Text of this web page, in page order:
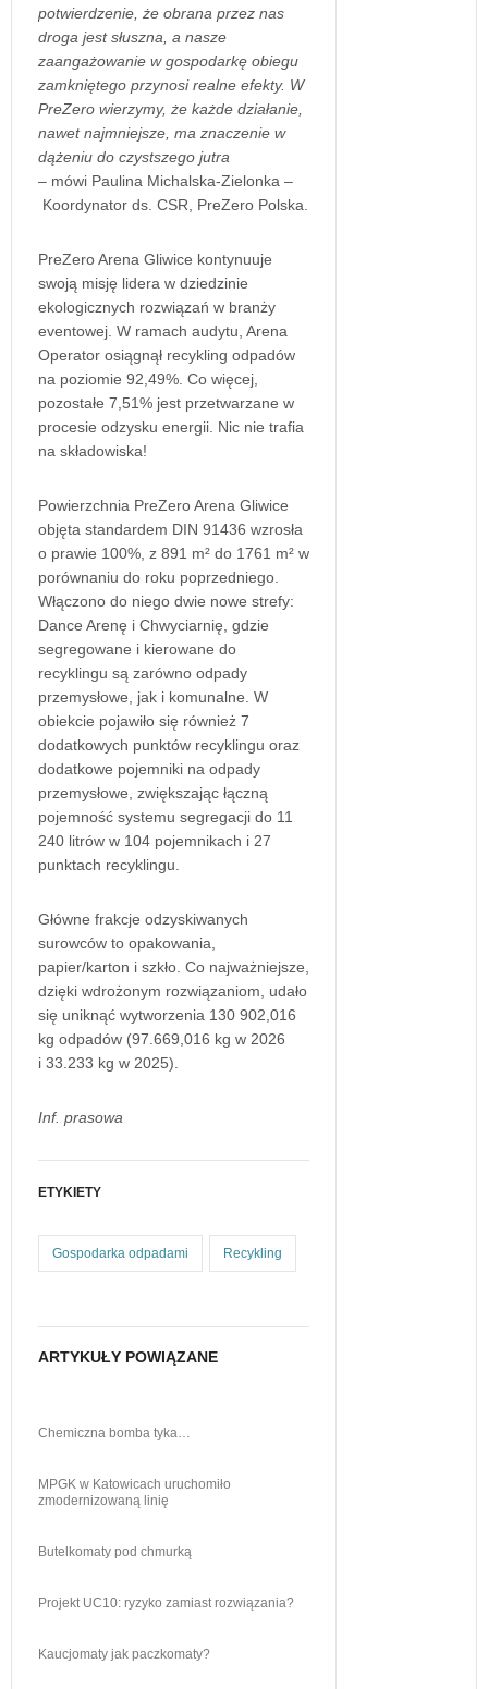
potwierdzenie, że obrana przez nas
droga jest słuszna, a nasze
zaangażowanie w gospodarkę obiegu
zamkniętego przynosi realne efekty. W
PreZero wierzymy, że każde działanie,
nawet najmniejsze, ma znaczenie w
dążeniu do czystszego jutra
– mówi Paulina Michalska-Zielonka –
Koordynator ds. CSR, PreZero Polska.
PreZero Arena Gliwice kontynuuje
swoją misję lidera w dziedzinie
ekologicznych rozwiązań w branży
eventowej. W ramach audytu, Arena
Operator osiągnął recykling odpadów
na poziomie 92,49%. Co więcej,
pozostałe 7,51% jest przetwarzane w
procesie odzysku energii. Nic nie trafia
na składowiska!
Powierzchnia PreZero Arena Gliwice
objęta standardem DIN 91436 wzrosła
o prawie 100%, z 891 m² do 1761 m² w
porównaniu do roku poprzedniego.
Włączono do niego dwie nowe strefy:
Dance Arenę i Chwyciarnię, gdzie
segregowane i kierowane do
recyklingu są zarówno odpady
przemysłowe, jak i komunalne. W
obiekcie pojawiło się również 7
dodatkowych punktów recyklingu oraz
dodatkowe pojemniki na odpady
przemysłowe, zwiększając łączną
pojemność systemu segregacji do 11
240 litrów w 104 pojemnikach i 27
punktach recyklingu.
Główne frakcje odzyskiwanych
surowców to opakowania,
papier/karton i szkło. Co najważniejsze,
dzięki wdrożonym rozwiązaniom, udało
się uniknąć wytworzenia 130 902,016
kg odpadów (97.669,016 kg w 2026
i 33.233 kg w 2025).
Inf. prasowa
ETYKIETY
Gospodarka odpadami Recykling
ARTYKUŁY POWIĄZANE
Chemiczna bomba tyka…
MPGK w Katowicach uruchomiło
zmodernizowaną linię
Butelkomaty pod chmurką
Projekt UC10: ryzyko zamiast rozwiązania?
Kaucjomaty jak paczkomaty?